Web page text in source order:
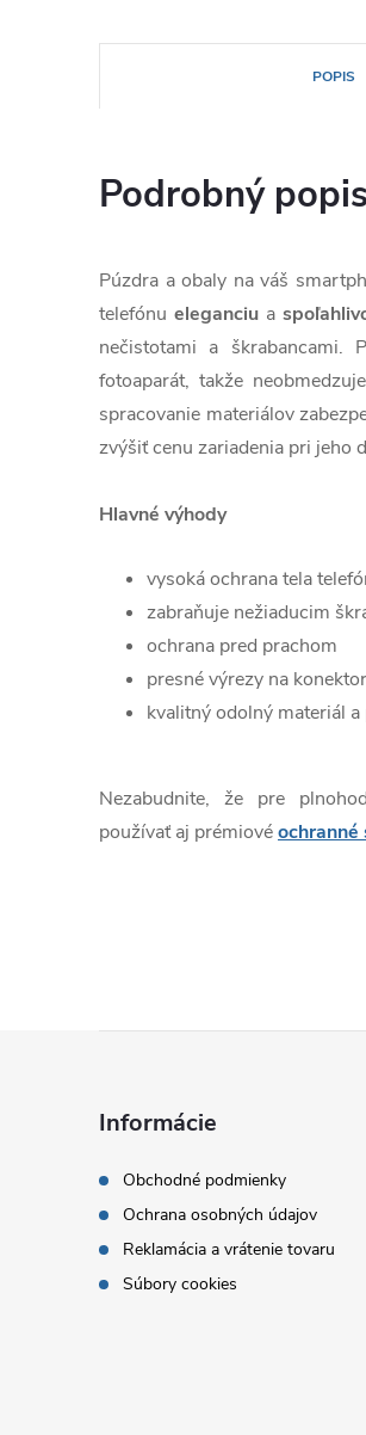
POPIS
Podrobný popis
Púzdra a obaly na váš
telefónueleganciu a
nečistotami a
fotoaparát, takže
spracovanie materiálov
zvýšiť cenu zariadenia pri jeho
Hlavné výhody
vysoká ochrana tela
zabraňuje nežiaducim
ochrana pred prachom
presné výrezy na
kvalitný odolný materiál
Nezabudnite, že pre
používať aj prémiovéochranné
Informácie
Obchodné podmienky
Ochrana osobných údajov
Reklamácia a vrátenie tovaru
Súbory cookies